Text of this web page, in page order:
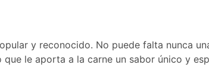
y reconocido. No puede falta nunca
le aporta a la carne un sabor único y